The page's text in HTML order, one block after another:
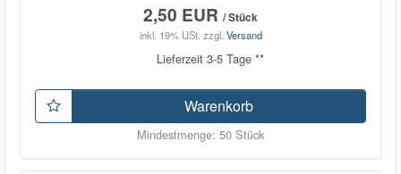
2,50 EUR / Stück
inkl. 19% USt. zzgl. Versand
Lieferzeit 3-5 Tage **
Warenkorb
Mindestmenge: 50 Stück